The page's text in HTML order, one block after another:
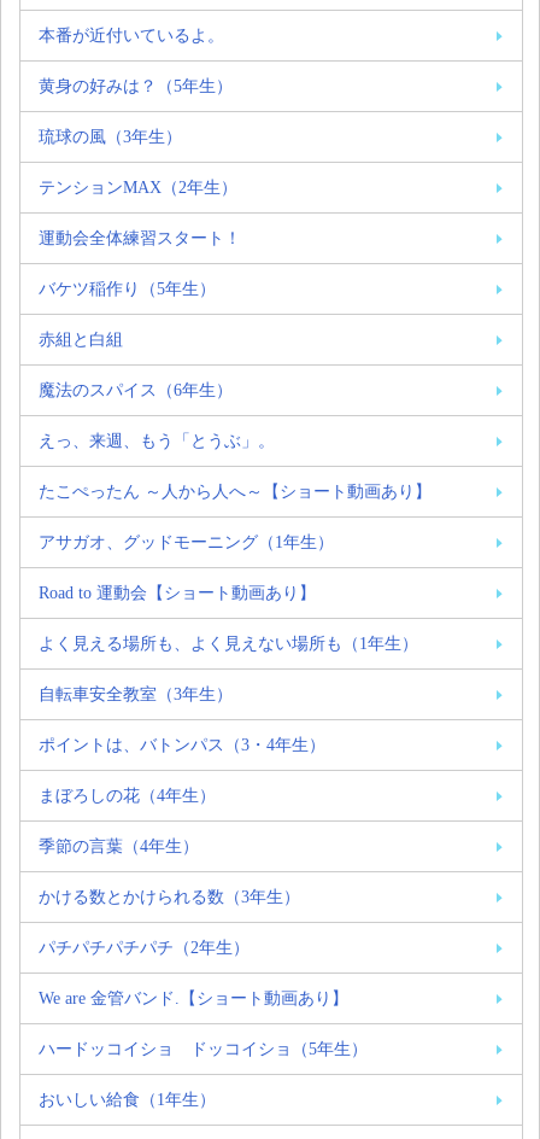
本番が近付いているよ。
黄身の好みは？（5年生）
琉球の風（3年生）
テンションMAX（2年生）
運動会全体練習スタート！
バケツ稲作り（5年生）
赤組と白組
魔法のスパイス（6年生）
えっ、来週、もう「とうぶ」。
たこぺったん ～人から人へ～【ショート動画あり】
アサガオ、グッドモーニング（1年生）
Road to 運動会【ショート動画あり】
よく見える場所も、よく見えない場所も（1年生）
自転車安全教室（3年生）
ポイントは、バトンパス（3・4年生）
まぼろしの花（4年生）
季節の言葉（4年生）
かける数とかけられる数（3年生）
パチパチパチパチ（2年生）
We are 金管バンド.【ショート動画あり】
ハードッコイショ ドッコイショ（5年生）
おいしい給食（1年生）